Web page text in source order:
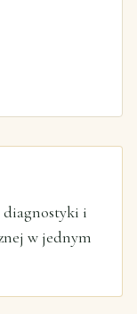
diagnostyki i
w jednym